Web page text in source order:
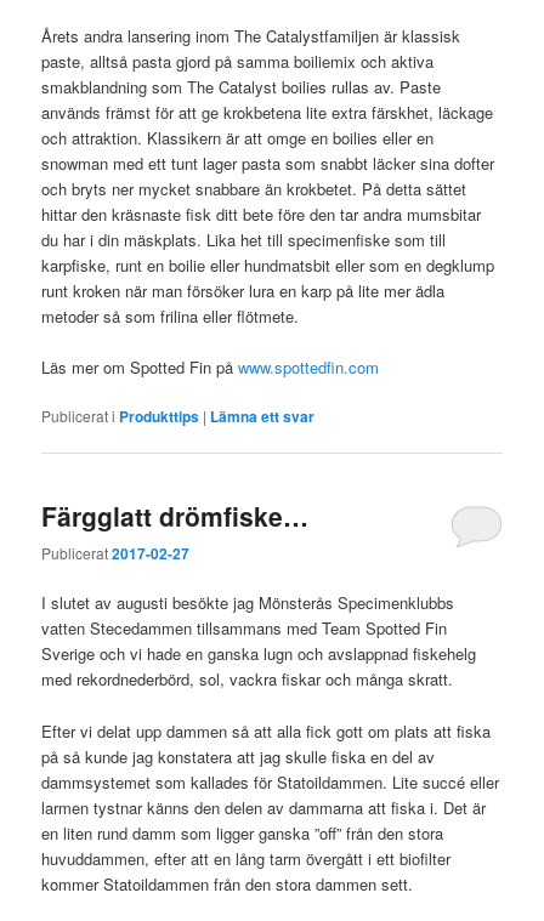
Årets andra lansering inom The Catalystfamiljen är klassisk
paste, alltså pasta gjord på samma boiliemix och aktiva
smakblandning som The Catalyst boilies rullas av. Paste
används främst för att ge krokbetena lite extra färskhet, läckage
och attraktion. Klassikern är att omge en boilies eller en
snowman med ett tunt lager pasta som snabbt läcker sina dofter
och bryts ner mycket snabbare än krokbetet. På detta sättet
hittar den kräsnaste fisk ditt bete före den tar andra mumsbitar
du har i din mäskplats. Lika het till specimenfiske som till
karpfiske, runt en boilie eller hundmatsbit eller som en degklump
runt kroken när man försöker lura en karp på lite mer ädla
metoder så som frilina eller flötmete.
Läs mer om Spotted Fin påwww.spottedfin.com
Publicerat i Produkttips | Lämna ett svar
Färgglatt drömfiske…
Publicerat2017-02-27
I slutet av augusti besökte jag Mönsterås Specimenklubbs
vatten Stecedammen tillsammans med Team Spotted Fin
Sverige och vi hade en ganska lugn och avslappnad fiskehelg
med rekordnederbörd, sol, vackra fiskar och många skratt.
Efter vi delat upp dammen så att alla fick gott om plats att fiska
på så kunde jag konstatera att jag skulle fiska en del av
dammsystemet som kallades för Statoildammen. Lite succé eller
larmen tystnar känns den delen av dammarna att fiska i. Det är
en liten rund damm som ligger ganska ”off” från den stora
huvuddammen, efter att en lång tarm övergått i ett biofilter
kommer Statoildammen från den stora dammen sett.